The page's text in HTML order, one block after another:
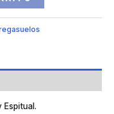
Espitual.